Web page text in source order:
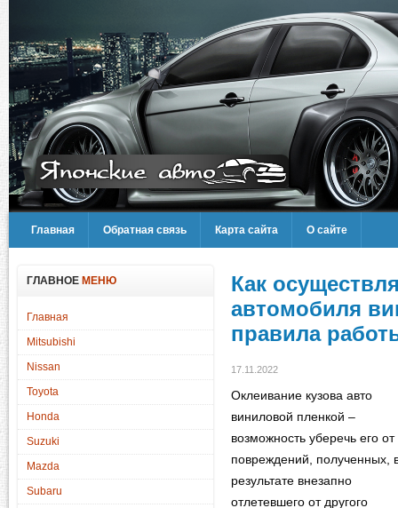
Главная Обратная связь Карта сайта О сайте
ГЛАВНОЕ МЕНЮ
Главная
Mitsubishi
Nissan
Toyota
Honda
Suzuki
Mazda
Subaru
Как
автомобиля
правила
17.11.2022
Оклеивание кузова авто
виниловой пленкой –
возможность уберечь его от
повреждений, полученных,
результате внезапно
отлетевшего от другого